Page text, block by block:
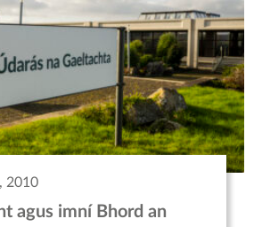
2010
agus imní Bhord an